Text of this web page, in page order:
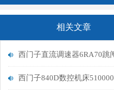
相关文章